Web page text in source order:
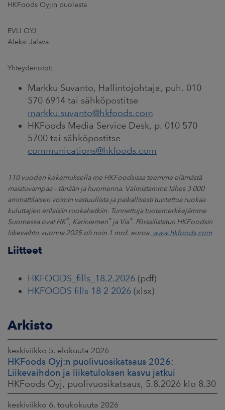
HKFoods Oyj:n puolesta
EVLI OYJ
Aleksi Jalava
Yhteydenotot:
Markku Suvanto, Hallintojohtaja, puh. 010
570 6914 tai sähköpostitse
markku.suvanto@hkfoods.com
HKFoods Media Service Desk, p. 010 570
5700 tai sähköpostitse
communications@hkfoods.com
110 vuoden kokemuksella me HKFoodsissa teemme elämästä
maistuvampaa– tänään ja huomenna. Valmistamme lähes 3 000
ammattilaisen voimin vastuullista ja paikallisesti tuotettua ruokaa
kuluttajien erilaisiin ruokahetkiin. Tunnettuja tuotemerkkejämme
Suomessa ovat HK®, Kariniemen®ja Via®. Pörssilistatun HKFoodsin
liikevaihto vuonna 2025 oli noin 1 mrd. euroa. www.hkfoods.com
Liitteet
HKFOODS_fills_18.2.2026 (pdf)
HKFOODS fills 18 2 2026 (xlsx)
Arkisto
keskiviikko 5. elokuuta 2026
HKFoods Oyj:n puolivuosikatsaus 2026:
Liikevaihdon ja liiketuloksen kasvu jatkui
HKFoods Oyj, puolivuosikatsaus, 5.8.2026 klo 8.30
keskiviikko 6. toukokuuta 2026